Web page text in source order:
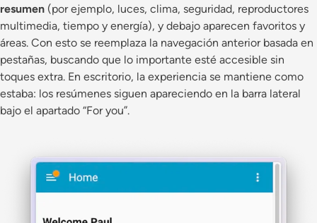
resumen (por ejemplo, luces, clima, seguridad, reproductores
multimedia, tiempo y energía), y debajo aparecen favoritos y
áreas. Con esto se reemplaza la navegación anterior basada en
pestañas, buscando que lo importante esté accesible sin
toques extra. En escritorio, la experiencia se mantiene como
estaba: los resúmenes siguen apareciendo en la barra lateral
bajo el apartado “For you”.